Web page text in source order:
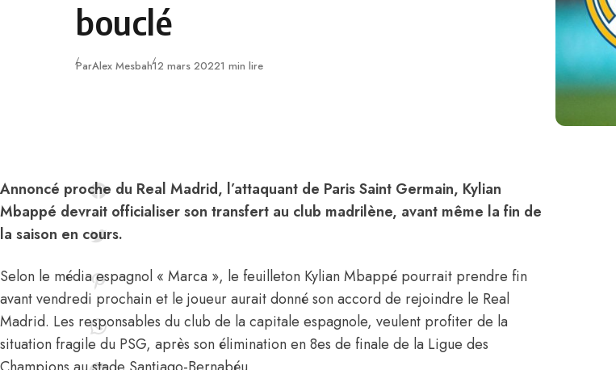
bouclé
ParAlex MesbahPublié
12 mars 20221 min lire
Annoncé proche du Real Madrid, l’attaquant de Paris Saint Germain, Kylian
Mbappé devrait officialiser son transfert au club madrilène, avant même la fin de
la saison en cours.
Selon le média espagnol « Marca », le feuilleton Kylian Mbappé pourrait prendre fin
avant vendredi prochain et le joueur aurait donné son accord de rejoindre le Real
Madrid. Les responsables du club de la capitale espagnole, veulent profiter de la
situation fragile du PSG, après son élimination en 8es de finale de la Ligue des